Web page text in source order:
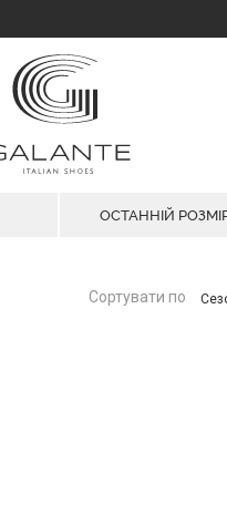
ОСТАННІЙ
Сортувати по